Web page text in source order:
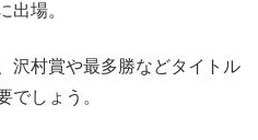
出場。
沢村賞や最多勝などタイトル
でしょう。